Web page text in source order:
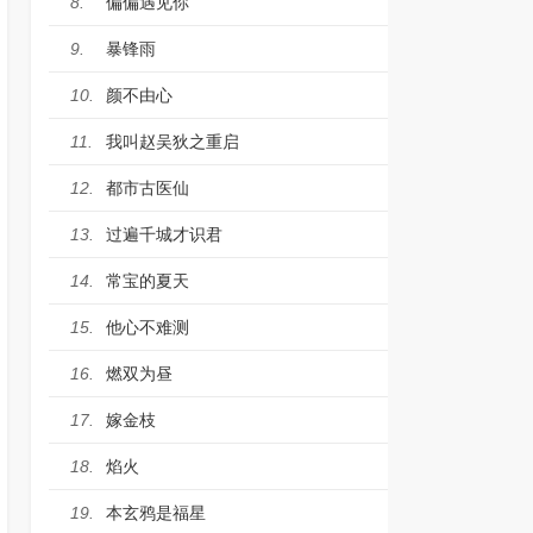
9. 暴锋雨
10. 颜不由心
11. 我叫赵吴狄之重启
12. 都市古医仙
13. 过遍千城才识君
14. 常宝的夏天
15. 他心不难测
16. 燃双为昼
17. 嫁金枝
18. 焰火
19. 本玄鸦是福星